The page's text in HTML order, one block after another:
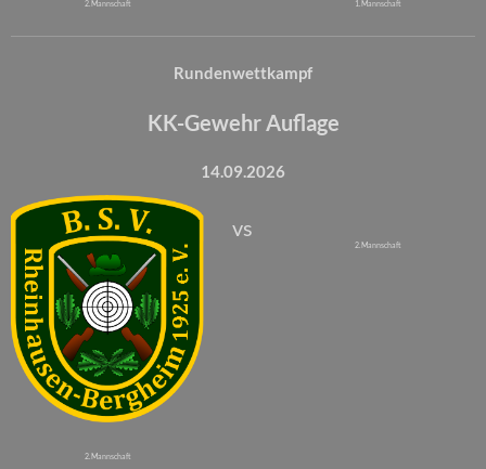
2. Mannschaft 1. Mannschaft
Rundenwettkampf
KK-Gewehr Auflage
14.09.2026
2. Mannschaft
vs
2. Mannschaft